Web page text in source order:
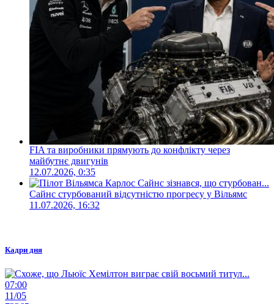
FIA та виробники прямують до конфлікту через
майбутнє двигунів
12.07.2026, 0:35
Сайнс стурбований відсутністю прогресу у Вільямс
11.07.2026, 16:32
Кадри дня
07:00
11/05